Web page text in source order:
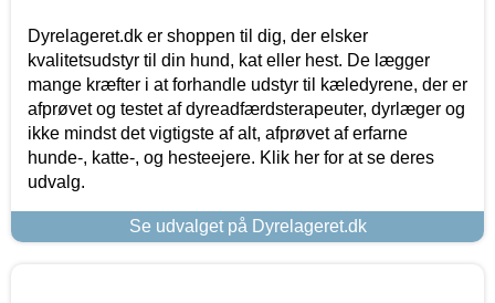
Dyrelageret.dk er shoppen til dig, der elsker
kvalitetsudstyr til din hund, kat eller hest. De lægger
mange kræfter i at forhandle udstyr til kæledyrene, der er
afprøvet og testet af dyreadfærdsterapeuter, dyrlæger og
ikke mindst det vigtigste af alt, afprøvet af erfarne
hunde-, katte-, og hesteejere. Klik her for at se deres
udvalg.
Se udvalget på Dyrelageret.dk